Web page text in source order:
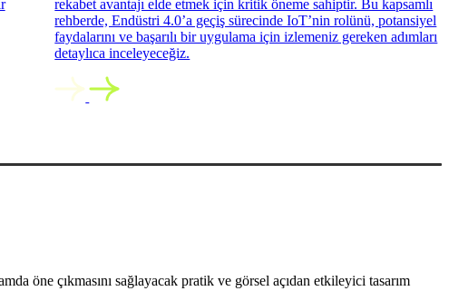
rekabet avantajı elde etmek için kritik öneme sahiptir. Bu kapsamlı
rehberde, Endüstri 4.0’a geçiş sürecinde IoT’nin rolünü, potansiyel
faydalarını ve başarılı bir uygulama için izlemeniz gereken adımları
detaylıca inceleyeceğiz.
öne çıkmasını sağlayacak pratik ve görsel açıdan etkileyici tasarım